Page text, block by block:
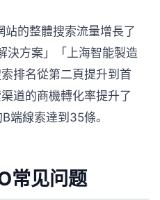
的整體搜索流量增長了
決方案」「上海智能製造
排名從第二頁提升到首
道的商機轉化率提升了
端線索達到35條。
常见问题